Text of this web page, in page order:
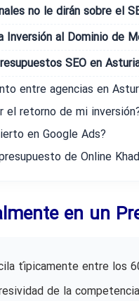
no le dirán sobre el
Inversión al Dominio de
SEO en
entre agencias en
el retorno de mi
en Google Ads?
de Online
en un
típicamente entre los
de la